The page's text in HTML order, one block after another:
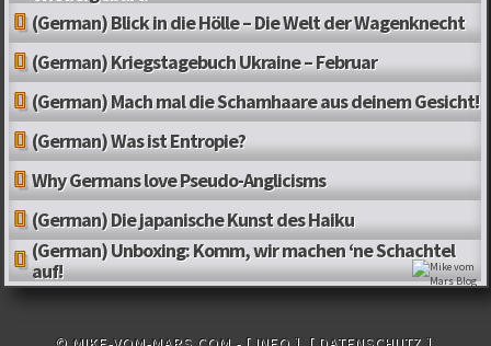
(German) Blick in die Hölle – Die Welt der Wagenknecht
(German) Kriegstagebuch Ukraine – Februar
(German) Mach mal die Schamhaare aus deinem Gesicht!
(German) Was ist Entropie?
Why Germans love Pseudo-Anglicisms
(German) Die japanische Kunst des Haiku
(German) Unboxing: Komm, wir machen ‘ne Schachtel
auf!